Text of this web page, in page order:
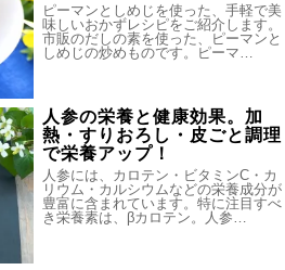
ピーマンとしめじを使った、手軽で美
味しいおかずレシピをご紹介します。
市販のだしの素を使った、ピーマンと
しめじの炒めものです。ピーマ…
人参の栄養と健康効果。加
熱・すりおろし・皮ごと調理
で栄養アップ！
人参には、カロテン・ビタミンC・カ
リウム・カルシウムなどの栄養成分が
豊富に含まれています。特に注目すべ
き栄養素は、βカロテン。人参…